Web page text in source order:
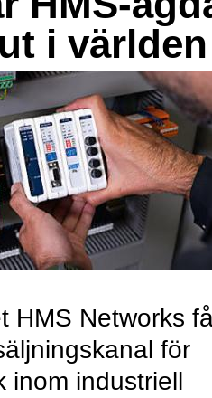
i världen
HMS Networks
för
inom industriell